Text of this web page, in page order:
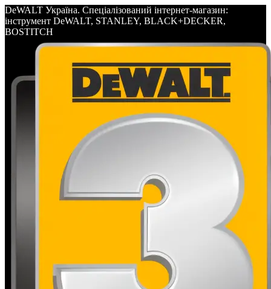
DeWALT Україна. Спеціалізований інтернет-магазин:
інструмент DeWALT, STANLEY, BLACK+DECKER,
BOSTITCH